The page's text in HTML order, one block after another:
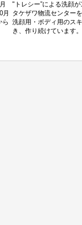
"トレシー”による洗顔
月
タケザワ物流センター
ら 洗顔用・ボディ用のス
き、作り続けています。